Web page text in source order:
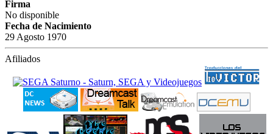
Firma
No disponible
Fecha de Nacimiento
29 Agosto 1970
Afiliados